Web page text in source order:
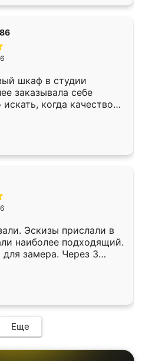
шкаф в студии
заказывала себе
когда качеством
кухня уже почти
нет.
Эскизы прислали в
наиболее подходящий.
для замера. Через 3
уже готова. Остались
Спасибо Ренессанс
работу!
Еще